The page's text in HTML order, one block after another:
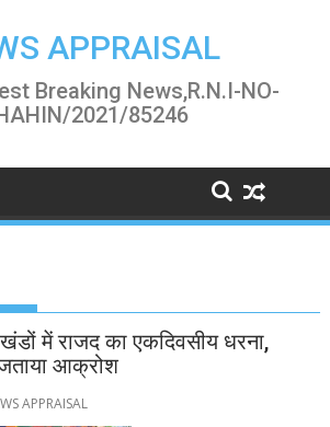
APPRAISAL
Breaking News,R.N.I-NO-
2021/85246
में राजद का एकदिवसीय धरना,
आक्रोश
APPRAISAL